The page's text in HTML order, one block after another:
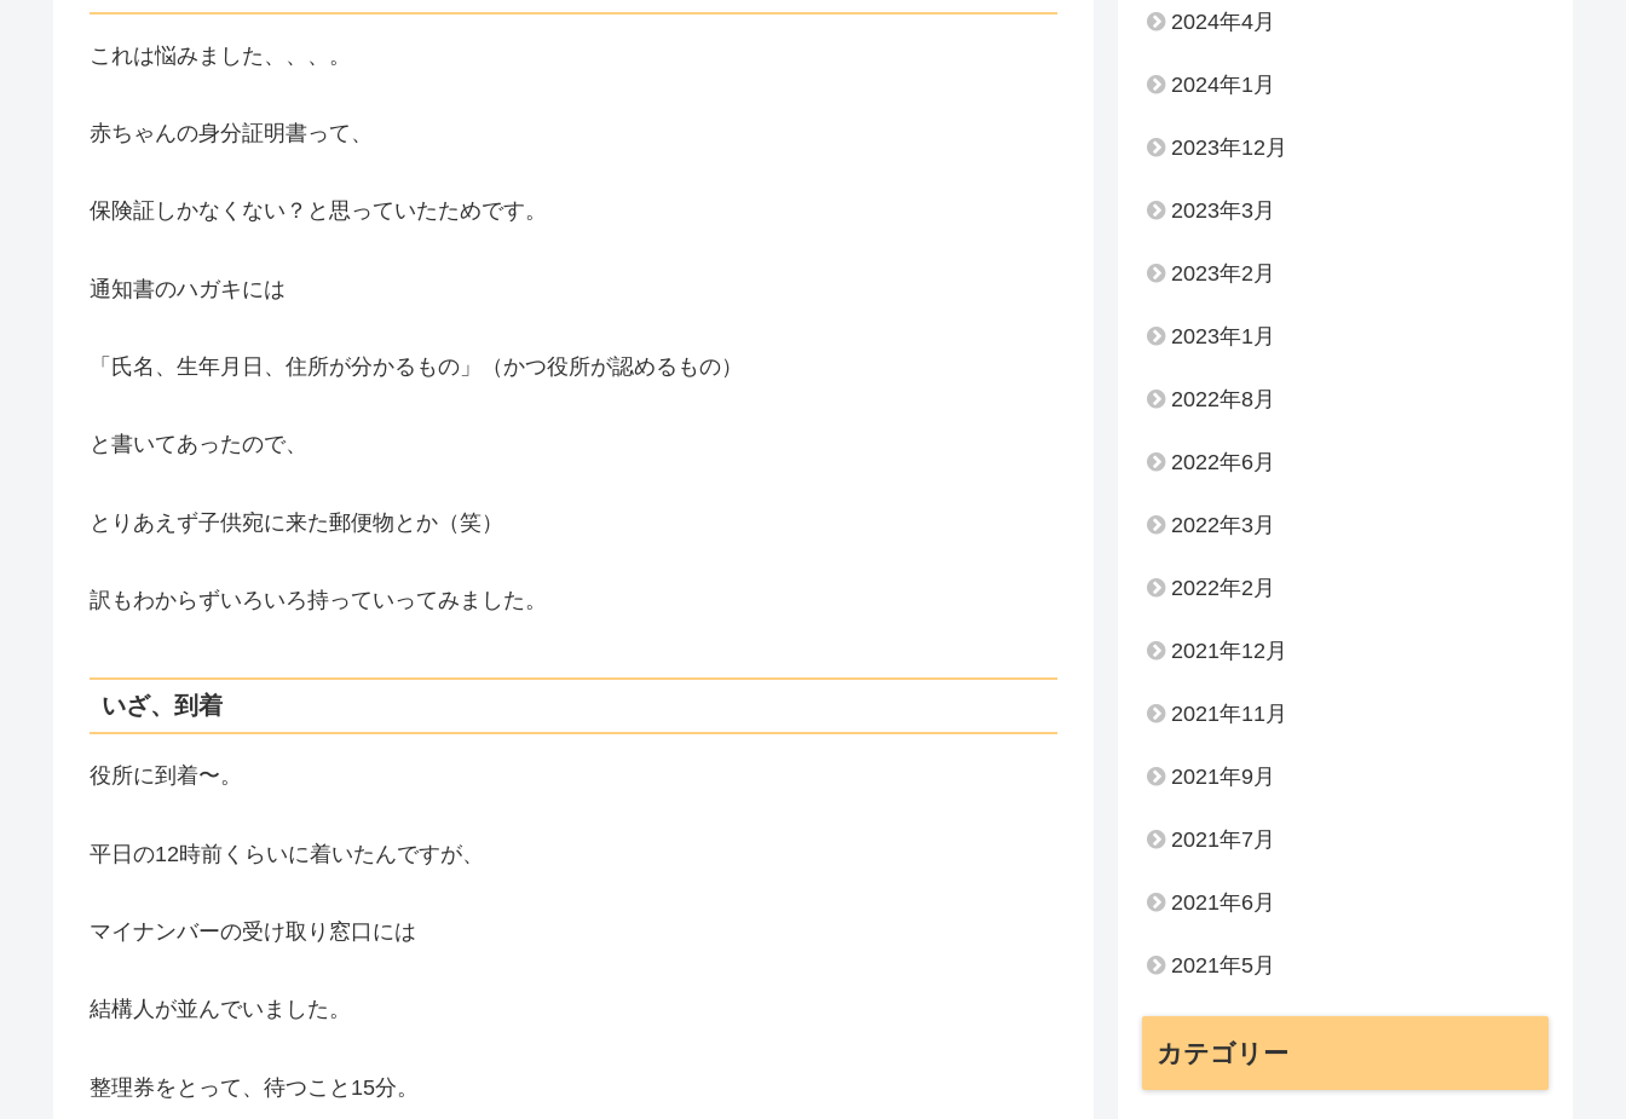
これは悩みました、、、。
赤ちゃんの身分証明書って、
保険証しかなくない？と思っていたためです。
通知書のハガキには
「氏名、生年月日、住所が分かるもの」（かつ役所が認めるもの）
と書いてあったので、
とりあえず子供宛に来た郵便物とか（笑）
訳もわからずいろいろ持っていってみました。
いざ、到着
役所に到着〜。
平日の12時前くらいに着いたんですが、
マイナンバーの受け取り窓口には
結構人が並んでいました。
整理券をとって、待つこと15分。
2024年4月
2024年1月
2023年12月
2023年3月
2023年2月
2023年1月
2022年8月
2022年6月
2022年3月
2022年2月
2021年12月
2021年11月
2021年9月
2021年7月
2021年6月
2021年5月
カテゴリー